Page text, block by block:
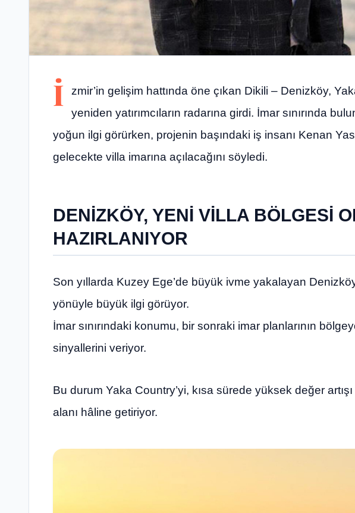
İ
zmir’in gelişim hattında öne çıkan Dikili – Denizköy,
yeniden yatırımcıların radarına girdi. İmar sınırında
yoğun ilgi görürken, projenin başındaki iş insanı Kenan
gelecekte villa imarına açılacağını söyledi.
DENİZKÖY, YENİ VİLLA BÖLGESİ
HAZIRLANIYOR
Son yıllarda Kuzey Ege’de büyük ivme yakalayan
yönüyle büyük ilgi görüyor.
İmar sınırındaki konumu, bir sonraki imar planlarının
sinyallerini veriyor.
Bu durum Yaka Country’yi, kısa sürede yüksek değer
alanı hâline getiriyor.